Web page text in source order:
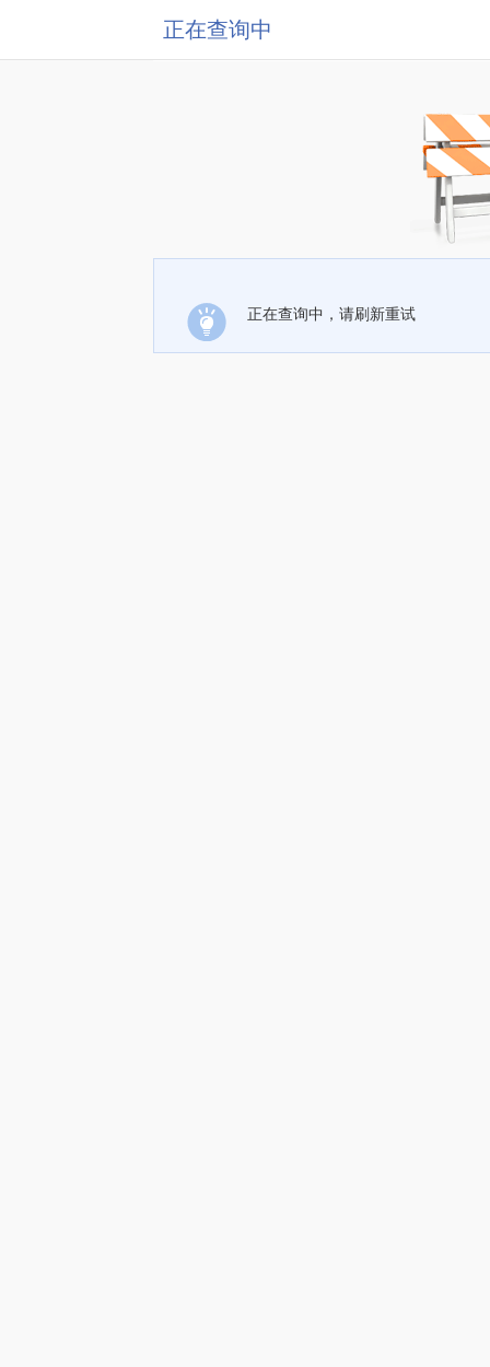
正在查询中
正在查询中，请刷新重试